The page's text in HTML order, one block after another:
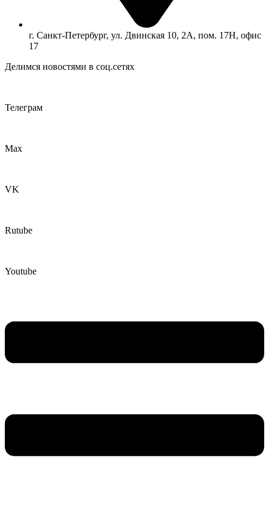
г. Санкт-Петербург, ул. Двинская 10, 2А, пом. 17Н, офис
17
Делимся новостями в соц.сетях
Телеграм
Max
VK
Rutube
Youtube